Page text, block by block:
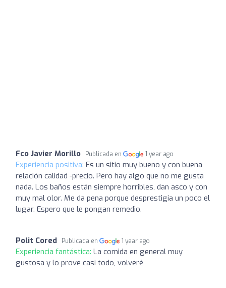
Fco Javier Morillo Publicada en 1 year ago
Experiencia positiva: Es un sitio muy bueno y con buena
relación calidad -precio. Pero hay algo que no me gusta
nada. Los baños están siempre horribles, dan asco y con
muy mal olor. Me da pena porque desprestigia un poco el
lugar. Espero que le pongan remedio.
Polit Cored Publicada en 1 year ago
Experiencia fantástica: La comida en general muy
gustosa y lo prove casi todo, volveré